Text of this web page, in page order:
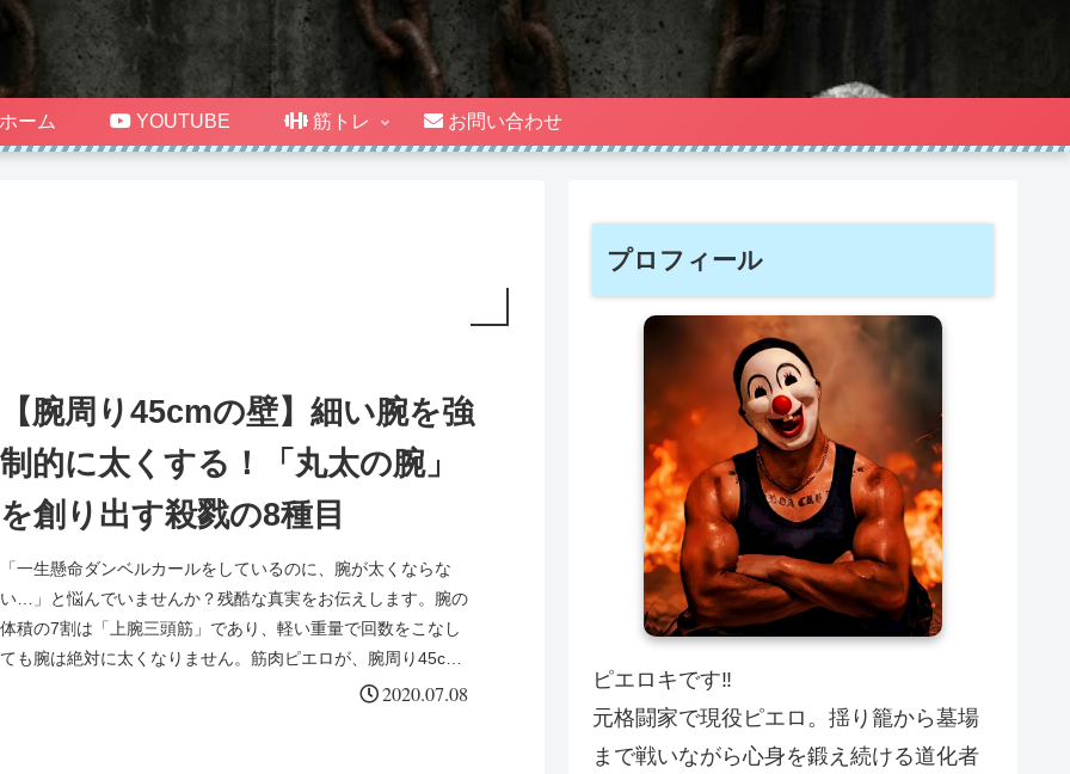
ーム YOUTUBE 筋トレ お問い合わせ
【腕周り45cmの壁】細い腕を強
制的に太くする！「丸太の腕」
を創り出す殺戮の8種目
「一生懸命ダンベルカールをしているのに、腕が太くならな
い…」と悩んでいませんか？残酷な真実をお伝えします。腕の
体積の7割は「上腕三頭筋」であり、軽い重量で回数をこなし
ても腕は絶対に太くなりません。筋肉ピエロが、腕周り45cm
の限界を突破するための「高重量の三頭筋破壊」と「二頭筋の
2020.07.08
プロフィール
ピエロキです‼️
元格闘家で現役ピエロ。揺り籠から墓場
まで戦いながら心身を鍛え続ける道化者